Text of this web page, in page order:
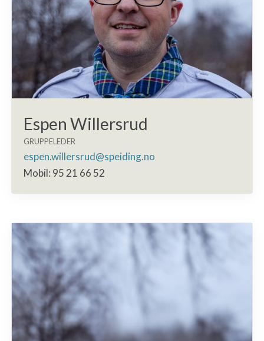
Espen Willersrud
GRUPPELEDER
espen.willersrud@speiding.no
Mobil: 95 21 66 52